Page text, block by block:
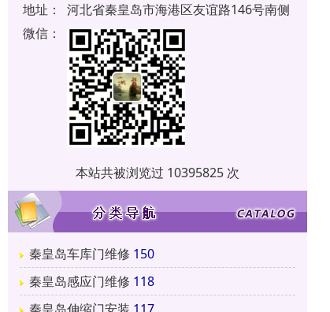
地址：
河北省秦皇岛市海港区友谊路146号南侧
微信：
本站共被浏览过 10395825 次
秦皇岛车库门维修 150
秦皇岛感应门维修 118